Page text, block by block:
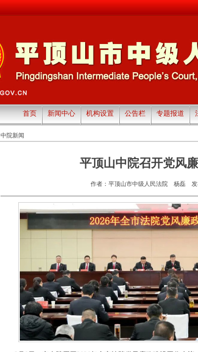
首页 新闻中心 机构设置 公告栏 专题报道
中院新闻
平顶山中院召开党风
作者：平顶山市中级人民法院 杨磊